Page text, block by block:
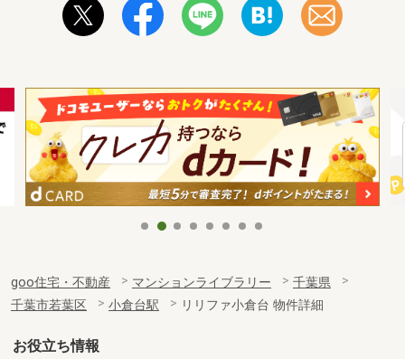
goo住宅・不動産 マンションライブラリー
千葉県
千葉市若葉区
小倉台駅 リリファ小倉台 物件詳細
お役立ち情報